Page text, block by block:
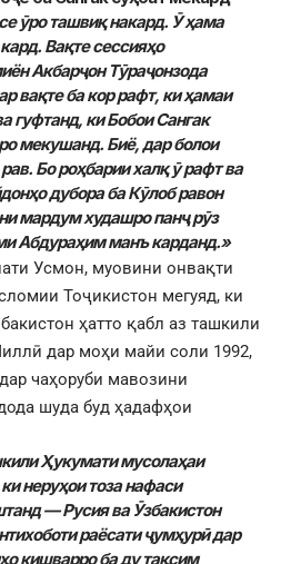
ӯро ташвиқ накард. Ӯ ҳама
Вақте сессияҳо
Акбарҷон Тӯраҷонзода
вақте ба кор рафт, ки ҳамаи
гуфтанд, ки Бобои Сангак
мекушанд. Биё, дар болои
Бо роҳбарии халқ ӯ рафт ва
дубора ба Кӯлоб равон
мардум худашро панҷ рӯз
Абдураҳим манъ карданд.»
Усмон, муовини онвақти
Тоҷикистон мегуяд, ки
ҳатто қабл аз ташкили
дар моҳи майи соли 1992,
чаҳоруби мавозини
шуда буд ҳадафҳои
Ҳукумати мусолаҳаи
неруҳои тоза нафаси
— Русия ва Ӯзбакистон
раёсати ҷумҳурӣ дар
кишварро ба ду тақсим